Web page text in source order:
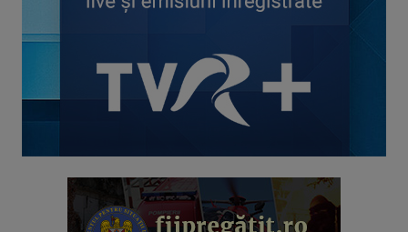
TELEJURNAL
Află ce s-a întâmplat relevant pentru viaţa ...